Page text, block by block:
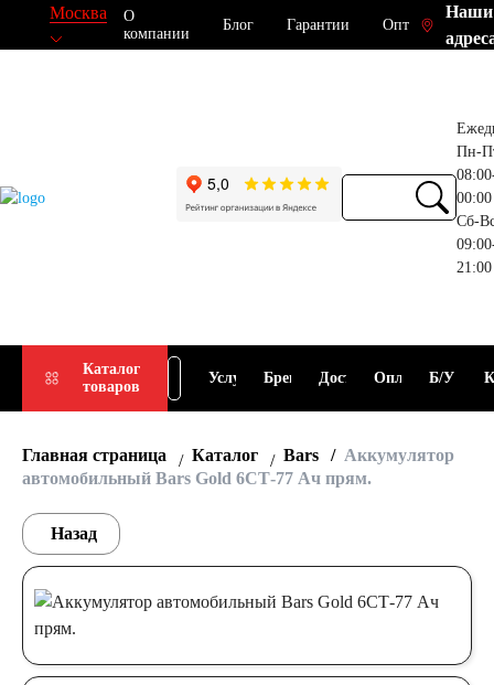
Москва
О
компании
Блог Гарантии Опт
Наши
Пн-
00:00
Сб-
21:00
Каталог
товаров
Подбор
АКБ
Услуги Бренды ДоставкаОплата Б/У
Главная страница Каталог Bars
Аккумулятор
автомобильный Bars Gold 6СТ-77 Ач прям.
Назад